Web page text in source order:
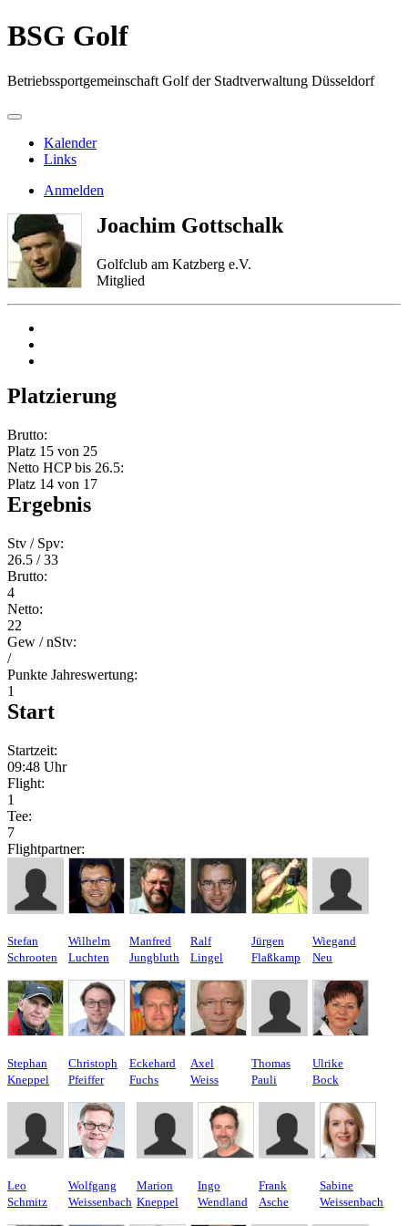
BSG Golf
Betriebssportgemeinschaft Golf der Stadtverwaltung Düsseldorf
Kalender
Links
Anmelden
Joachim Gottschalk
Golfclub am Katzberg e.V.
Mitglied
Platzierung
Brutto:
Platz 15 von 25
Netto HCP bis 26.5:
Platz 14 von 17
Ergebnis
Stv / Spv:
26.5 / 33
Brutto:
4
Netto:
22
Gew / nStv:
/
Punkte Jahreswertung:
1
Start
Startzeit:
09:48 Uhr
Flight:
1
Tee:
7
Flightpartner:
Stefan
Schrooten
Wilhelm
Luchten
Manfred
Jungbluth
Ralf
Lingel
Jürgen
Flaßkamp
Wiegand
Neu
Stephan
Kneppel
Christoph
Pfeiffer
Eckehard
Fuchs
Axel
Weiss
Thomas
Pauli
Ulrike
Bock
Leo
Schmitz
Wolfgang
Weissenbach
Marion
Kneppel
Ingo
Wendland
Frank
Asche
Sabine
Weissenbach